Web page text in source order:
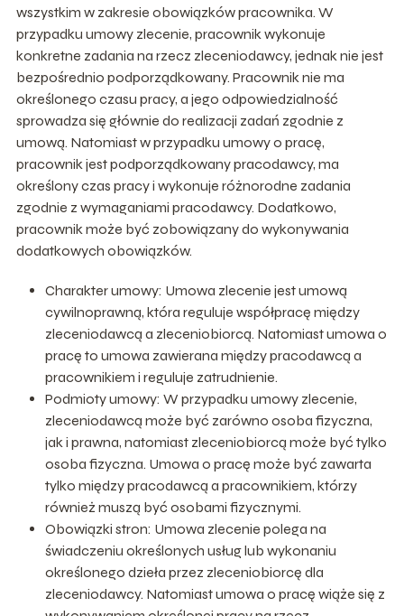
wszystkim w zakresie obowiązków pracownika. W
przypadku umowy zlecenie, pracownik wykonuje
konkretne zadania na rzecz zleceniodawcy, jednak nie jest
bezpośrednio podporządkowany. Pracownik nie ma
określonego czasu pracy, a jego odpowiedzialność
sprowadza się głównie do realizacji zadań zgodnie z
umową. Natomiast w przypadku umowy o pracę,
pracownik jest podporządkowany pracodawcy, ma
określony czas pracy i wykonuje różnorodne zadania
zgodnie z wymaganiami pracodawcy. Dodatkowo,
pracownik może być zobowiązany do wykonywania
dodatkowych obowiązków.
Charakter umowy: Umowa zlecenie jest umową
cywilnoprawną, która reguluje współpracę między
zleceniodawcą a zleceniobiorcą. Natomiast umowa o
pracę to umowa zawierana między pracodawcą a
pracownikiem i reguluje zatrudnienie.
Podmioty umowy: W przypadku umowy zlecenie,
zleceniodawcą może być zarówno osoba fizyczna,
jak i prawna, natomiast zleceniobiorcą może być tylko
osoba fizyczna. Umowa o pracę może być zawarta
tylko między pracodawcą a pracownikiem, którzy
również muszą być osobami fizycznymi.
Obowiązki stron: Umowa zlecenie polega na
świadczeniu określonych usług lub wykonaniu
określonego dzieła przez zleceniobiorcę dla
zleceniodawcy. Natomiast umowa o pracę wiąże się z